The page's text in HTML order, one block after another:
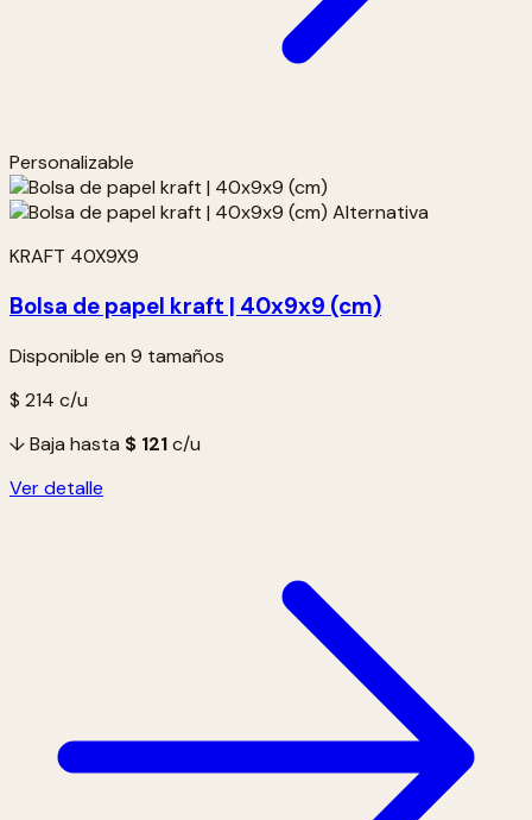
Personalizable
KRAFT 40X9X9
Bolsa de papel kraft | 40x9x9 (cm)
Disponible en 9 tamaños
$ 214 c/u
↓ Baja hasta $ 121c/u
Ver detalle